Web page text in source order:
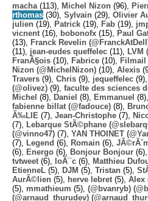
macha (113), Michel Nizon (96),
rthomas (30), Sylvain (29), Olivier
julien (19), Patrick (19), Fab (19),
vicnent (16), bobonofx (15), Paul
(13),
Franck Revelin
(11), jean-eudes queffelec (11), LVM
FranÃ§ois (10), Fabrice (10), Filmail
Nizon (@MichelNizon) (10), Alexis
Travers (9), Chris (9), jequeffelec (9),
(@olivez) (9), faculte des sciences
Michel (8), Daniel (8), Emmanuel (8),
fabienne billat (@fadouce) (8),
Ã‰LIE (7), Jean-Christophe (7),
(7),
Lebarque StÃ©phane
(@vinno47) (7), YAN THOINET
(7),
Legend (6), Romain (6),
(6),
Energo (6), Bonjour Bonjour (6),
tvtweet (6), loÃ¯c (6), Matthieu
EtienneL (5), DJM (5), Tristan (5),
AurÃ©lien (5), herve lebret (5), Alex
(5), mmathieum (5), (@bvanryb)
(@arnaud_thurudev)